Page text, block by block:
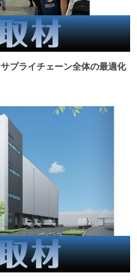
プライチェーン全体の最適化